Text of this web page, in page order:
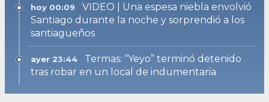
hoy 00:09
VIDEO | Una espesa niebla envolvió
Santiago durante la noche y sorprendió a los
santiagueños
ayer 23:44
Termas: “Yeyo” terminó detenido
tras robar en un local de indumentaria